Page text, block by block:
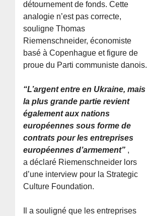
détournement de fonds. Cette
analogie n’est pas correcte,
souligne Thomas
Riemenschneider, économiste
basé à Copenhague et figure de
proue du Parti communiste danois.
“L’argent entre en Ukraine, mais
la plus grande partie revient
également aux nations
européennes sous forme de
contrats pour les entreprises
européennes d’armement” ,
a déclaré Riemenschneider lors
d’une interview pour la Strategic
Culture Foundation.
Il a souligné que les entreprises